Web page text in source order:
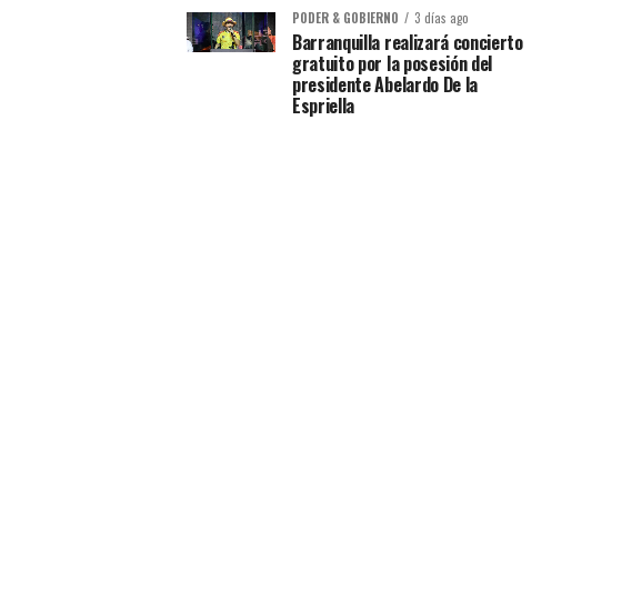
PODER & GOBIERNO 3 días ago
Barranquilla realizará concierto
gratuito por la posesión del
presidente Abelardo De la
Espriella